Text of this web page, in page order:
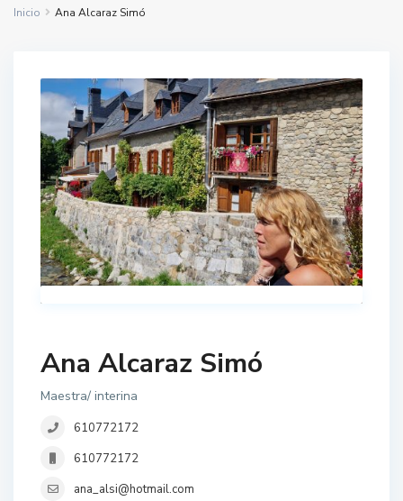
Inicio Ana Alcaraz Simó
Ana Alcaraz Simó
Maestra/ interina
610772172
610772172
ana_alsi@hotmail.com